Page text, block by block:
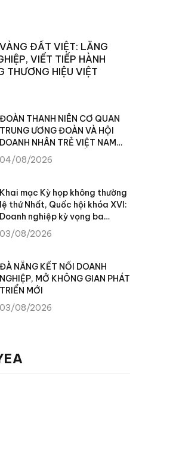
ĐẤT VIỆT: LẮNG
VIẾT TIẾP HÀNH
THƯƠNG HIỆU VIỆT
ĐOÀN THANH NIÊN CƠ QUAN
TRUNG ƯƠNG ĐOÀN VÀ HỘI
DOANH NHÂN TRẺ VIỆT NAM
TRAO TẶNG 100 SUẤT QUÀ
CHO NHÂN DÂN XÃ TÙNG VÀI
04/08/2026
Khai mạc Kỳ họp không thường
lệ thứ Nhất, Quốc hội khóa XVI:
Doanh nghiệp kỳ vọng ba
chuyển biến để khơi thông
nguồn lực phát triển
03/08/2026
ĐÀ NẴNG KẾT NỐI DOANH
NGHIỆP, MỞ KHÔNG GIAN PHÁT
TRIỂN MỚI
03/08/2026